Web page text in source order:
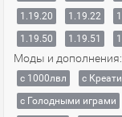
1.19.20
1.19.22
1.19.50
1.19.51
Моды и дополнения:
с 1000лвл c
с Голодными играми